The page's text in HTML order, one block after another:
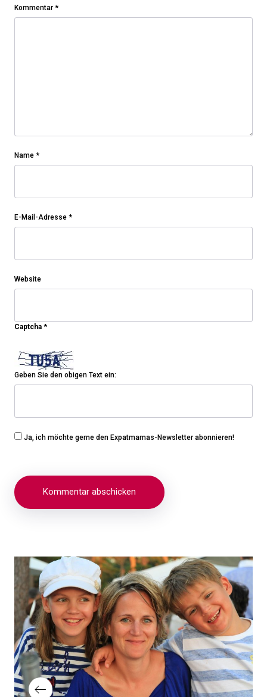
Kommentar *
Name *
E-Mail-Adresse *
Website
Captcha *
Geben Sie den obigen Text ein:
Ja, ich möchte gerne den Expatmamas-Newsletter abonnieren!
Beitragsnavigation